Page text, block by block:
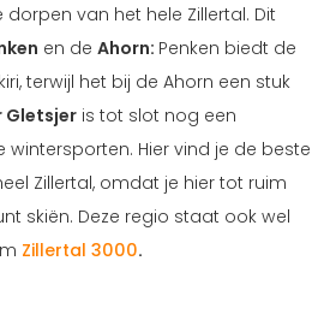
van het hele Zillertal. Dit
en de Ahorn: Penken biedt de
terwijl het bij de Ahorn een stuk
Gletsjer is tot slot nog een
Hier vind je de beste
Zillertal, omdat je hier tot ruim
skiën. Deze regio staat ook wel
Zillertal 3000.